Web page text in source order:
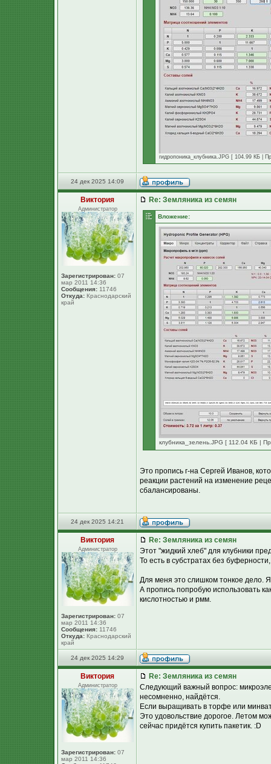
гидропоника_клубника.JPG [ 104.99 КБ |
24 дек 2025 14:09
Виктория
Администратор
Зарегистрирован: 07
мар 2011 14:36
Сообщения: 11746
Откуда: Краснодарский
край
Re: Земляника из семян
Вложение:
клубника_зелень.JPG [ 112.04 КБ |
Это пропись г-на Сергей Иванов,
реакции растений на изменение
сбалансированы.
24 дек 2025 14:21
Виктория
Администратор
Зарегистрирован: 07
мар 2011 14:36
Сообщения: 11746
Откуда: Краснодарский
край
Re: Земляника из семян
Этот "жидкий хлеб" для клубники
То есть в субстратах без
Для меня это слишком тонкое дело.
А пропись попробую использовать
кислотностью и рмм.
24 дек 2025 14:29
Виктория
Администратор
Зарегистрирован: 07
мар 2011 14:36
Re: Земляника из семян
Следующий важный вопрос:
несомненно, найдётся.
Если выращивать в торфе или
Это удовольствие дорогое. Летом
сейчас придётся купить пакетик. :D